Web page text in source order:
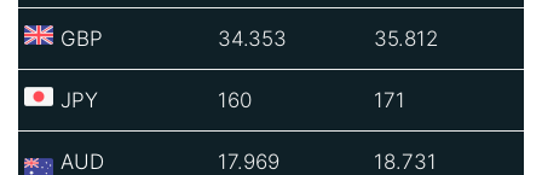
GBP 34.353 35.812
JPY 160 171
AUD 17.969 18.731